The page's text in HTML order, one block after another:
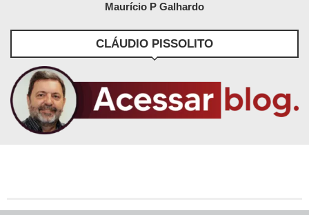
Maurício P Galhardo
CLÁUDIO PISSOLITO